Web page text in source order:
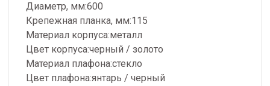
Диаметр, мм:600
Крепежная планка, мм:115
Материал корпуса:металл
Цвет корпуса:черный / золото
Материал плафона:стекло
Цвет плафона:янтарь / черный